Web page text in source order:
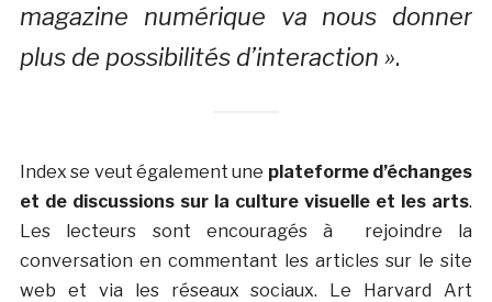
magazine numérique va nous donner
plus de possibilités d’interaction ».
Index se veut également une plateforme d’échanges
et de discussions sur la culture visuelle et les arts.
Les lecteurs sont encouragés à rejoindre la
conversation en commentant les articles sur le site
web et via les réseaux sociaux. Le Harvard Art